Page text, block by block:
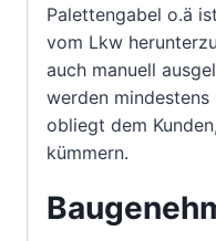
Palettengabel o.ä
vom Lkw
auch manuell
werden
obliegt dem
kümmern.